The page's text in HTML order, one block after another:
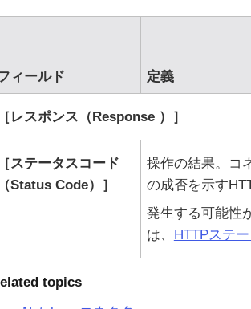
ィールド 定義
レスポンス（Response ）
ステータスコード
（Status Code）
操作の結果。コ
の成否を示す
発生する可能性
は、 HTTPステ
topics